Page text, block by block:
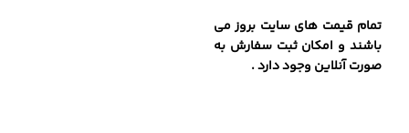
تمام قیمت های سایت بروز می
باشند و امکان ثبت سفارش به
صورت آنلاین وجود دارد .